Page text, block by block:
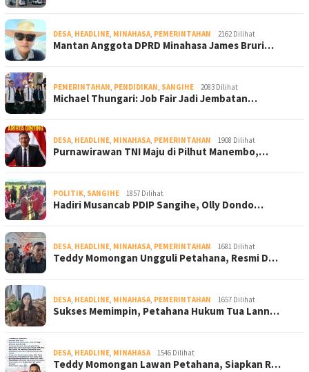
DESA, HEADLINE, MINAHASA, PEMERINTAHAN 2162 Dilihat
Mantan Anggota DPRD Minahasa James Bruri…
PEMERINTAHAN, PENDIDIKAN, SANGIHE 2083 Dilihat
Michael Thungari: Job Fair Jadi Jembatan…
DESA, HEADLINE, MINAHASA, PEMERINTAHAN 1908 Dilihat
Purnawirawan TNI Maju di Pilhut Manembo,…
POLITIK, SANGIHE 1857 Dilihat
Hadiri Musancab PDIP Sangihe, Olly Dondo…
DESA, HEADLINE, MINAHASA, PEMERINTAHAN 1681 Dilihat
Teddy Momongan Ungguli Petahana, Resmi D…
DESA, HEADLINE, MINAHASA, PEMERINTAHAN 1657 Dilihat
Sukses Memimpin, Petahana Hukum Tua Lann…
DESA, HEADLINE, MINAHASA 1546 Dilihat
Teddy Momongan Lawan Petahana, Siapkan R…